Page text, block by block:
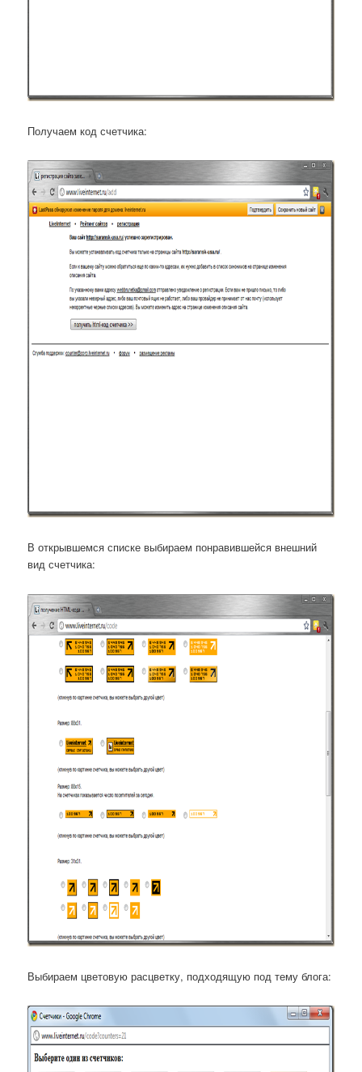
Получаем код счетчика:
В открывшемся списке выбираем понравившейся внешний
вид счетчика:
Выбираем цветовую расцветку, подходящую под тему блога: